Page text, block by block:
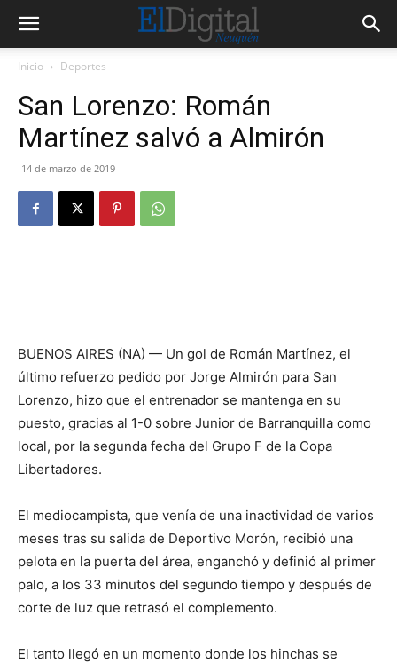
Inicio Deportes
San Lorenzo: Román
Martínez salvó a Almirón
14 de marzo de 2019
BUENOS AIRES (NA) — Un gol de Román Martínez, el
último refuerzo pedido por Jorge Almirón para San
Lorenzo, hizo que el entrenador se mantenga en su
puesto, gracias al 1-0 sobre Junior de Barranquilla como
local, por la segunda fecha del Grupo F de la Copa
Libertadores.
El mediocampista, que venía de una inactividad de varios
meses tras su salida de Deportivo Morón, recibió una
pelota en la puerta del área, enganchó y definió al primer
palo, a los 33 minutos del segundo tiempo y después de
corte de luz que retrasó el complemento.
El tanto llegó en un momento donde los hinchas se